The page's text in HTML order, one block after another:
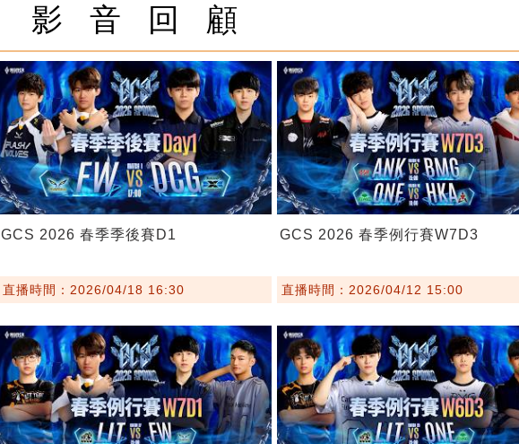
影 音 回 顧
GCS 2026 春季季後賽D1
直播時間：2026/04/18 16:30
GCS 2026 春季例行賽W7D3
直播時間：2026/04/12 15:00